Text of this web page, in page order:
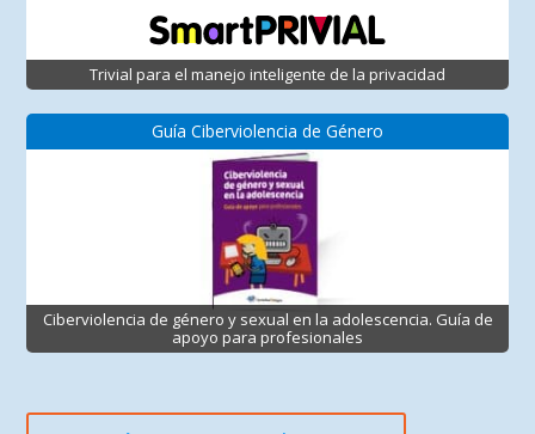
Trivial para el manejo inteligente de la privacidad
Guía Ciberviolencia de Género
Ciberviolencia de género y sexual en la adolescencia. Guía de
apoyo para profesionales